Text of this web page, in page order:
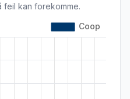
feil kan forekomme.